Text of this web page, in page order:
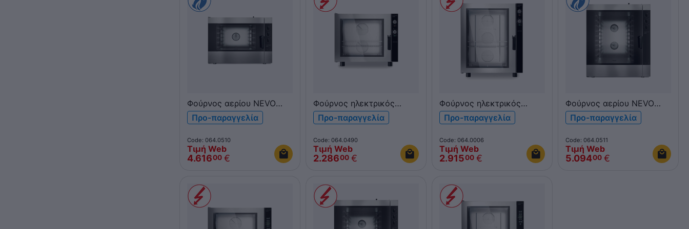
Φούρνος αερίου NEVO
Pratika Convection 5xGN
1/1 & 600x400 FCG051V
Προ-παραγγελία
Code: 064.0510
Τιμή Web
4.61600 €
Φούρνος ηλεκτρικός
NEVO Function 6xEN
600x400 BEU664 Bakery
Προ-παραγγελία
Code: 064.0490
Τιμή Web
2.28600 €
Φούρνος ηλεκτρικός
NEVO Function 10xGN 1/1
GEU1011 Η/Μ πάνελ
Προ-παραγγελία
Code: 064.0006
Τιμή Web
2.91500 €
Φούρνος αερίου NEVO
Pratika Convection 10xGN
1/1 & 600x400 FCG101V
Προ-παραγγελία
Code: 064.0511
Τιμή Web
5.09400 €